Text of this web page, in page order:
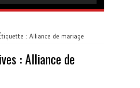
: Alliance de mariage
:Alliance de